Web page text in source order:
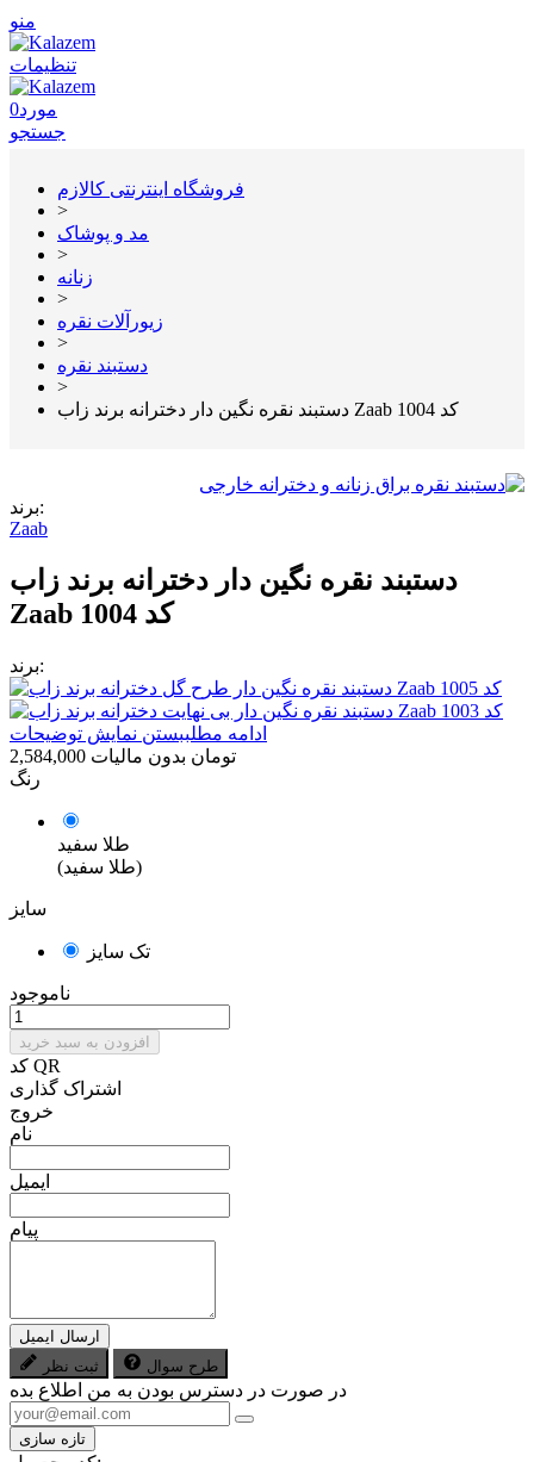
منو
تنظیمات
0مورد
جستجو
فروشگاه اینترنتی کالازم
>
مد و پوشاک
>
زنانه
>
زیورآلات نقره
>
دستبند نقره
>
دستبند نقره نگین دار دخترانه برند زاب Zaab کد 1004
برند:
Zaab
دستبند نقره نگین دار دخترانه برند زاب
Zaab کد 1004
برند:
ادامه مطلببستن نمایش توضیحات
2,584,000 تومان بدون مالیات
رنگ
طلا سفید
(طلا سفید)
سایز
تک سایز
ناموجود
افزودن به سبد خرید
کد QR
اشتراک گذاری
خروج
نام
ایمیل
پیام
ارسال ایمیل
ثبت نظر
طرح سوال
در صورت در دسترس بودن به من اطلاع بده